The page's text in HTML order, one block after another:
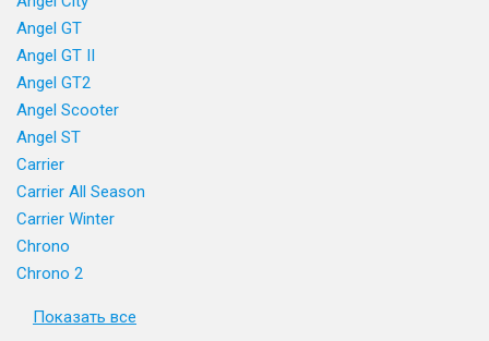
Angel GT
Angel GT II
Angel GT2
Angel Scooter
Angel ST
Carrier
Carrier All Season
Carrier Winter
Chrono
Chrono 2
Показать все